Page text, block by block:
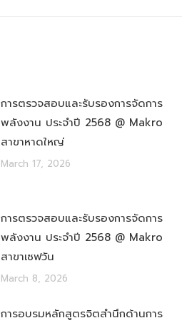
การตรวจสอบและรับรองการจัดการ
พลังงาน ประจำปี 2568 @ Makro
สาขาหาดใหญ่
March 17, 2026
การตรวจสอบและรับรองการจัดการ
พลังงาน ประจำปี 2568 @ Makro
สาขาเซฟวัน
March 8, 2026
การอบรมหลักสูตรจิตสำนึกด้านการ